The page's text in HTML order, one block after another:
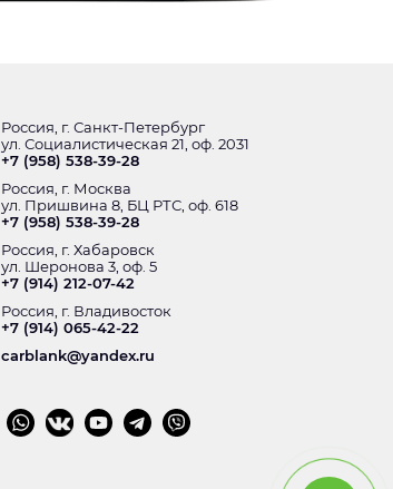
Россия, г. Санкт-Петербург
ул. Социалистическая 21, оф. 2031
+7 (958) 538-39-28
Россия, г. Москва
ул. Пришвина 8, БЦ РТС, оф. 618
+7 (958) 538-39-28
Россия, г. Хабаровск
ул. Шеронова 3, оф. 5
+7 (914) 212-07-42
Россия, г. Владивосток
+7 (914) 065-42-22
carblank@yandex.ru